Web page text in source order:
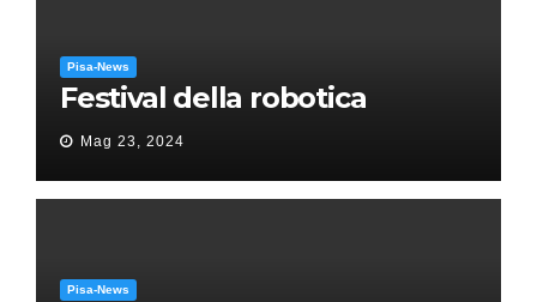
Pisa-News
Festival della robotica
Mag 23, 2024
Pisa-News